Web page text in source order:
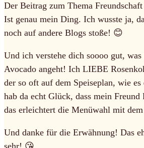
Der Beitrag zum Thema
Ist genau mein Ding. Ich wusste ja,
noch auf andere Blogs stoße! 😊
Und ich verstehe dich soooo gut,
Avocado angeht! Ich LIEBE
der so oft auf dem Speiseplan, wie
hab da echt Glück, dass mein Freund
das erleichtert die Menüwahl mit
Und danke für die Erwähnung! Das